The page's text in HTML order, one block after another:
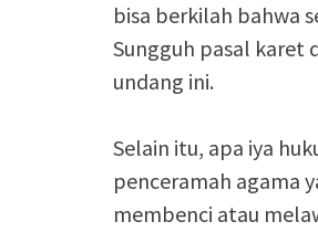
bisa berkilah bahwa
Sungguh pasal karet
undang ini.
Selain itu, apa iya
penceramah agama
membenci atau